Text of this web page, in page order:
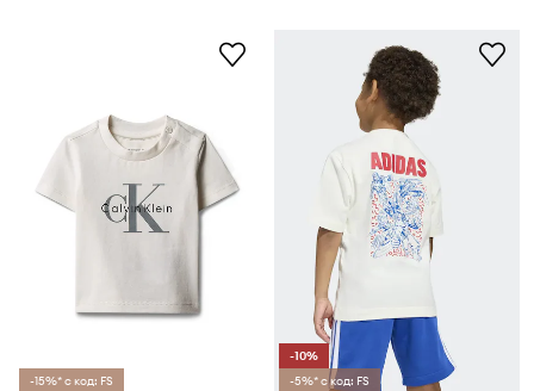
-15%* с код: FS
-10%
-5%* с код: FS